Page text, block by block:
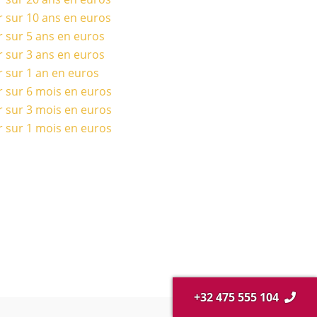
sur 10 ans en euros
sur 5 ans en euros
sur 3 ans en euros
sur 1 an en euros
sur 6 mois en euros
sur 3 mois en euros
sur 1 mois en euros
+32 475 555 104